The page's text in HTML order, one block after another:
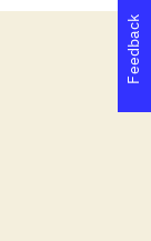
Feedback